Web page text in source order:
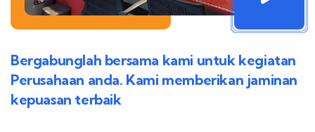
Bergabunglah bersama kami untuk kegiatan
Perusahaan anda. Kami memberikan jaminan
kepuasan terbaik